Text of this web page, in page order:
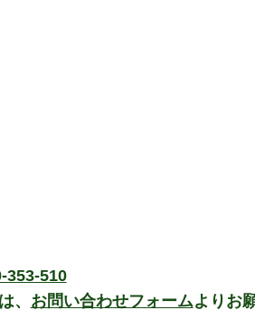
353-510
、 お問い合わせフォームよりお